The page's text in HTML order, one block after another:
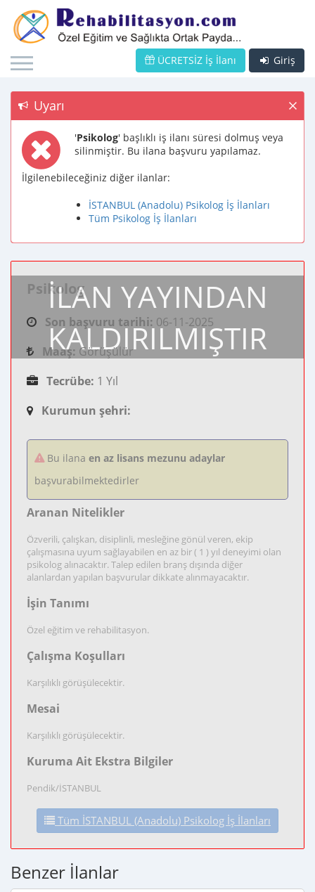
Giriş
ÜCRETSİZ İş İlanı
Uyarı
'Psikolog' başlıklı iş ilanı süresi dolmuş veya
silinmiştir. Bu ilana başvuru yapılamaz.
İlgilenebileceğiniz diğer ilanlar:
İSTANBUL (Anadolu) Psikolog İş İlanları
Tüm Psikolog İş İlanları
İLAN YAYINDAN
KALDIRILMIŞTIR
Psikolog
Son başvuru tarihi: 06-11-2025
Maaş: Görüşülür
Tecrübe: 1 Yıl
Kurumun şehri:
Bu ilana en az lisans mezunu adaylar
başvurabilmektedirler
Aranan Nitelikler
Özverili, çalışkan, disiplinli, mesleğine gönül veren, ekip
çalışmasına uyum sağlayabilen en az bir ( 1 ) yıl deneyimi olan
psikolog alınacaktır. Talep edilen branş dışında diğer
alanlardan yapılan başvurular dikkate alınmayacaktır.
İşin Tanımı
Özel eğitim ve rehabilitasyon.
Çalışma Koşulları
Karşılıklı görüşülecektir.
Mesai
Karşılıklı görüşülecektir.
Kuruma Ait Ekstra Bilgiler
Pendik/İSTANBUL
Tüm İSTANBUL (Anadolu) Psikolog İş İlanları
Benzer İlanlar